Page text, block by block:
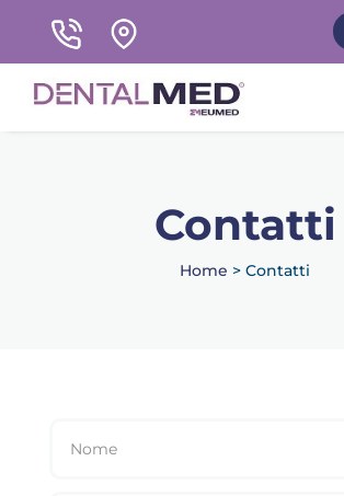
Contatti
Home > Contatti